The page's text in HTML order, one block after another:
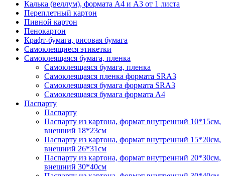
Калька (веллум), формата А4 и А3 от 1 листа
Переплетный картон
Пивной картон
Пенокартон
Крафт-бумага, рисовая бумага
Самоклеящиеся этикетки
Самоклеящаяся бумага, пленка
Самоклеящаяся бумага, пленка
Самоклеящаяся пленка формата SRА3
Самоклеящаяся бумага формата SRА3
Самоклеящаяся бумага формата А4
Паспарту
Паспарту
Паспарту из картона, формат внутренний 10*15см,
внешний 18*23см
Паспарту из картона, формат внутренний 15*20см,
внешний 26*31см
Паспарту из картона, формат внутренний 20*30см,
внешний 30*40см